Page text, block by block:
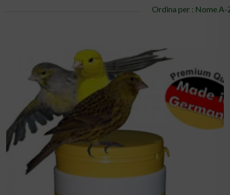
Ordina per : Nome